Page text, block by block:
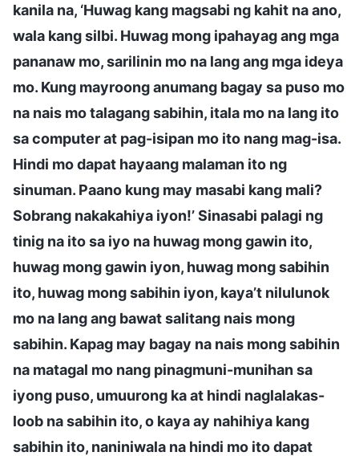
kanila na, ‘Huwag kang magsabi ng kahit na ano,
wala kang silbi. Huwag mong ipahayag ang mga
pananaw mo, sarilinin mo na lang ang mga ideya
mo. Kung mayroong anumang bagay sa puso mo
na nais mo talagang sabihin, itala mo na lang ito
sa computer at pag-isipan mo ito nang mag-isa.
Hindi mo dapat hayaang malaman ito ng
sinuman. Paano kung may masabi kang mali?
Sobrang nakakahiya iyon!’ Sinasabi palagi ng
tinig na ito sa iyo na huwag mong gawin ito,
huwag mong gawin iyon, huwag mong sabihin
ito, huwag mong sabihin iyon, kaya’t nilulunok
mo na lang ang bawat salitang nais mong
sabihin. Kapag may bagay na nais mong sabihin
na matagal mo nang pinagmuni-munihan sa
iyong puso, umuurong ka at hindi naglalakas-
loob na sabihin ito, o kaya ay nahihiya kang
sabihin ito, naniniwala na hindi mo ito dapat